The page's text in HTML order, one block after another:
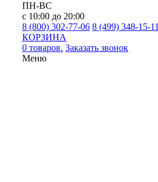
ПН-ВС
с 10:00 до 20:00
8 (800) 302-77-06 8 (499) 348-15-11
КОРЗИНА
0 товаров. Заказать звонок
Меню